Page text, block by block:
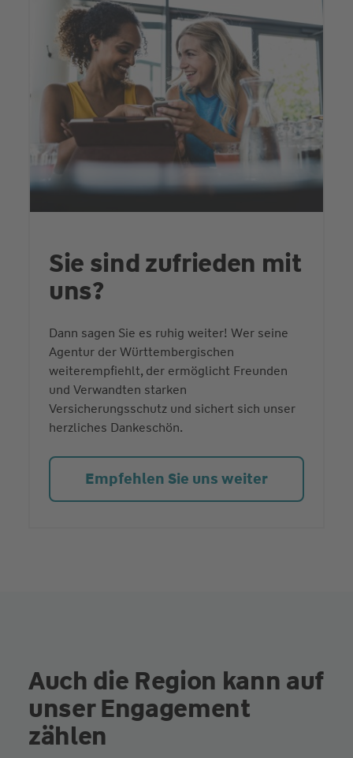
Sie sind zufrieden mit
uns?
Dann sagen Sie es ruhig weiter! Wer seine
Agentur der Württembergischen
weiterempfiehlt, der ermöglicht Freunden
und Verwandten starken
Versicherungsschutz und sichert sich unser
herzliches Dankeschön.
Empfehlen Sie uns weiter
Auch die Region kann auf
unser Engagement
zählen